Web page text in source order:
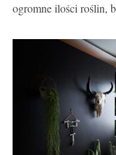
ogromne ilości roślin,